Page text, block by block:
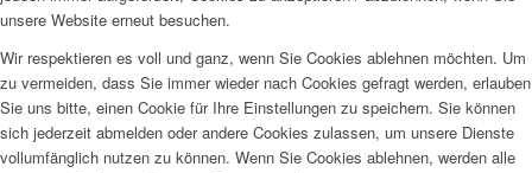
unsere Website erneut besuchen.
Wir respektieren es voll und ganz, wenn Sie Cookies ablehnen möchten. Um
zu vermeiden, dass Sie immer wieder nach Cookies gefragt werden, erlauben
Sie uns bitte, einen Cookie für Ihre Einstellungen zu speichern. Sie können
sich jederzeit abmelden oder andere Cookies zulassen, um unsere Dienste
vollumfänglich nutzen zu können. Wenn Sie Cookies ablehnen, werden alle